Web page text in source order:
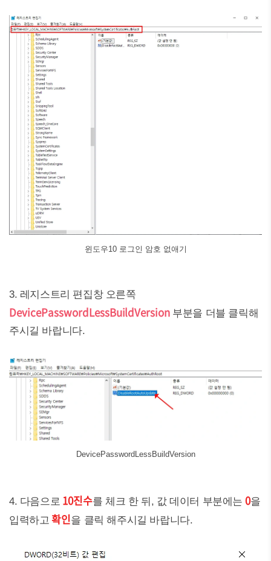
윈도우10 로그인 암호 없애기
3. 레지스트리 편집창 오른쪽
DevicePasswordLessBuildVersion 부분을 더블 클릭해
주시길 바랍니다.
DevicePasswordLessBuildVersion
4. 다음으로 10진수를 체크 한 뒤, 값 데이터 부분에는 0을
입력하고 확인을 클릭 해주시길 바랍니다.